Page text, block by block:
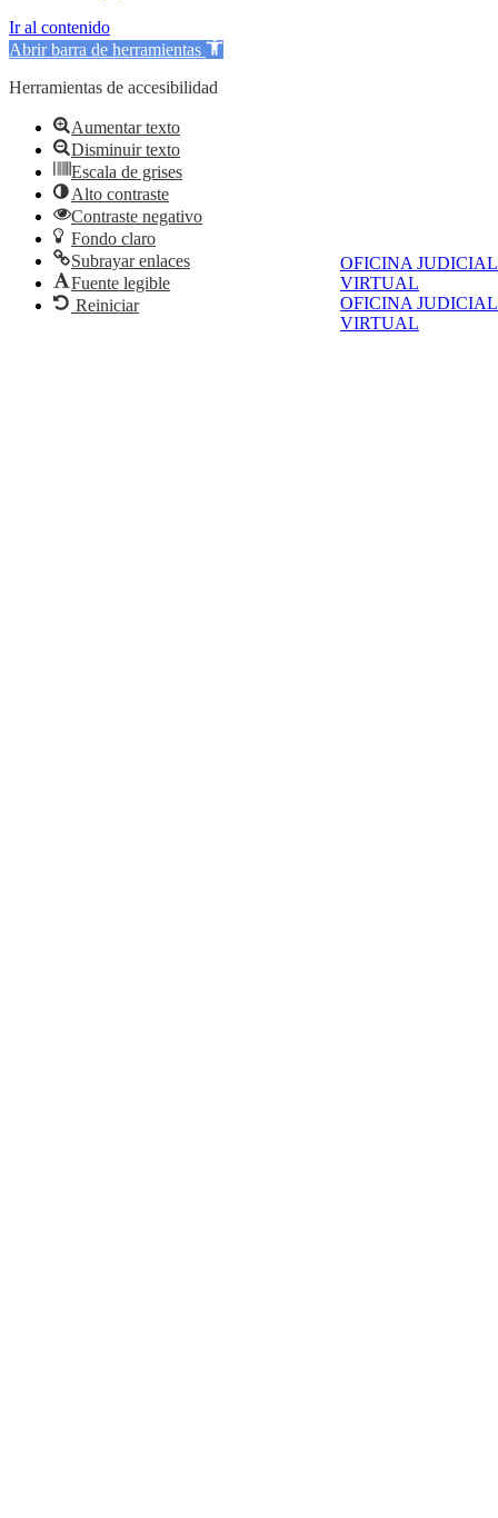
OFICINA JUDICIAL
VIRTUAL
OFICINA JUDICIAL
VIRTUAL
Ir al contenido
Abrir barra de herramientas
Herramientas de accesibilidad
Aumentar texto
Disminuir texto
Escala de grises
Alto contraste
Contraste negativo
Fondo claro
Subrayar enlaces
Fuente legible
Reiniciar